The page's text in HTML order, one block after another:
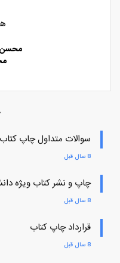
محسن
سوالات متداول چاپ کتاب
8 سال قبل
چاپ و نشر کتاب ویژه
8 سال قبل
قرارداد چاپ کتاب
8 سال قبل